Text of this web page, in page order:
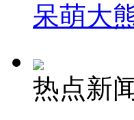
呆萌大
热点新